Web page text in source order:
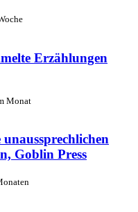
Erzählungen
Monat
Goblin Press